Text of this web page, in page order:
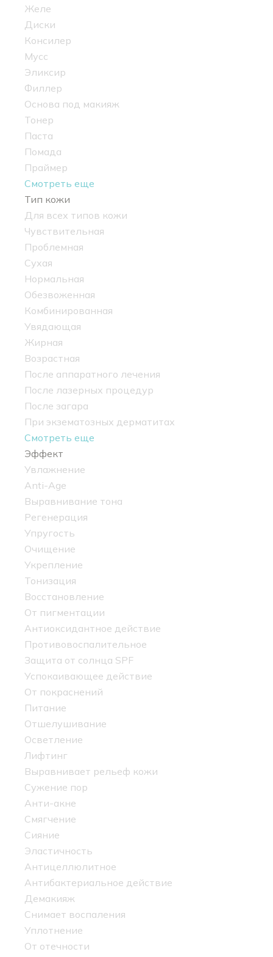
Желе
Диски
Консилер
Мусс
Эликсир
Филлер
Основа под макияж
Тонер
Паста
Помада
Праймер
Смотреть еще
Тип кожи
Для всех типов кожи
Чувствительная
Проблемная
Сухая
Нормальная
Обезвоженная
Комбинированная
Увядающая
Жирная
Возрастная
После аппаратного лечения
После лазерных процедур
После загара
При экзематозных дерматитах
Смотреть еще
Эффект
Увлажнение
Anti-Age
Выравнивание тона
Регенерация
Упругость
Очищение
Укрепление
Тонизация
Восстановление
От пигментации
Антиоксидантное действие
Противовоспалительное
Защита от солнца SPF
Успокаивающее действие
От покраснений
Питание
Отшелушивание
Осветление
Лифтинг
Выравнивает рельеф кожи
Сужение пор
Анти-акне
Смягчение
Сияние
Эластичность
Антицеллюлитное
Антибактериальное действие
Демакияж
Снимает воспаления
Уплотнение
От отечности